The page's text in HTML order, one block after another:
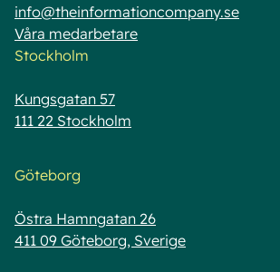
info@theinformationcompany.se
Våra medarbetare
Stockholm
Kungsgatan 57
111 22 Stockholm
Göteborg
Östra Hamngatan 26
411 09 Göteborg, Sverige